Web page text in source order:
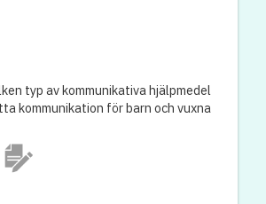
typ av kommunikativa hjälpmedel
kommunikation för barn och vuxna